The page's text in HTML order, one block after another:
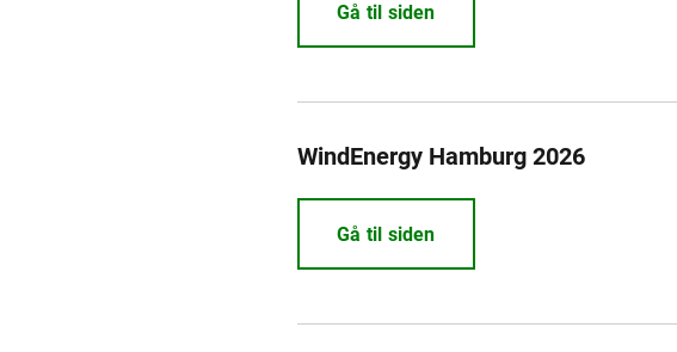
Gå til siden
WindEnergy Hamburg 2026
Gå til siden